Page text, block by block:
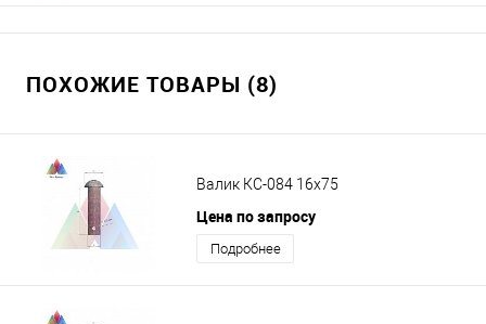
ПОХОЖИЕ ТОВАРЫ (8)
Валик КС-084 16х75
Цена по запросу
Подробнее